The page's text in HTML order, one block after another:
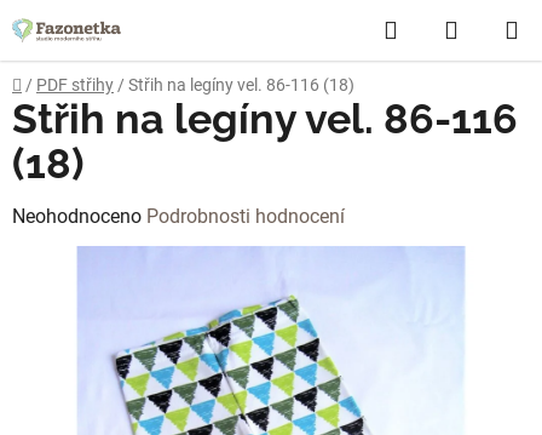
na
obsah
Hledat
KOŠÍK
Domů
/ PDF střihy / Střih na legíny vel. 86-116 (18)
Střih na legíny vel. 86-116
(18)
Průměrné
hodnocení
Neohodnoceno Podrobnosti hodnocení